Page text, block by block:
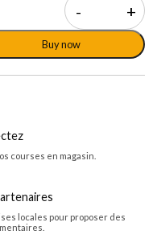
quantité
- +
Buy now
courses en magasin.
locales pour proposer des